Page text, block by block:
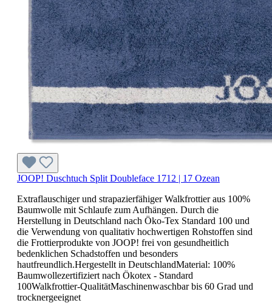
JOOP! Duschtuch Split Doubleface 1712 | 17 Ozean
Extraflauschiger und strapazierfähiger Walkfrottier aus 100%
Baumwolle mit Schlaufe zum Aufhängen. Durch die
Herstellung in Deutschland nach Öko-Tex Standard 100 und
die Verwendung von qualitativ hochwertigen Rohstoffen sind
die Frottierprodukte von JOOP! frei von gesundheitlich
bedenklichen Schadstoffen und besonders
hautfreundlich.Hergestellt in DeutschlandMaterial: 100%
Baumwollezertifiziert nach Ökotex - Standard
100Walkfrottier-QualitätMaschinenwaschbar bis 60 Grad und
trocknergeeignet